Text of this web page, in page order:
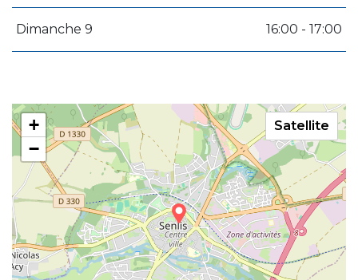
Dimanche 9 16:00 - 17:00
+
−
Satellite